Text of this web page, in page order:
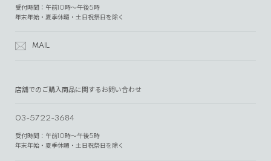
受付時間：午前10時～午後5時
年末年始・夏季休暇・土日祝祭日を除く
MAIL
店舗でのご購入商品に関するお問い合わせ
03-5722-3684
受付時間：午前10時～午後5時
年末年始・夏季休暇・土日祝祭日を除く